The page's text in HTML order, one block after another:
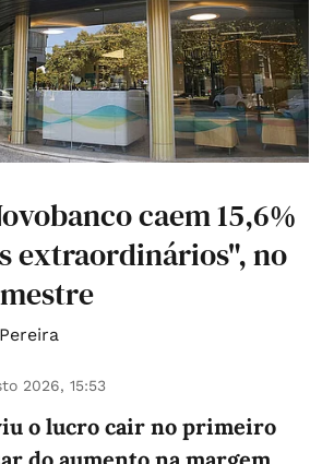
caem 15,6%
extraordinários", no
2026, 15:53
o lucro cair no primeiro